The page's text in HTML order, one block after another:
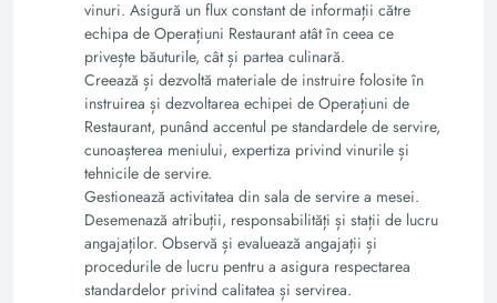
vinuri. Asigură un flux constant de informații către
echipa de Operațiuni Restaurant atât în ceea ce
privește băuturile, cât și partea culinară.
Creează și dezvoltă materiale de instruire folosite în
instruirea și dezvoltarea echipei de Operațiuni de
Restaurant, punând accentul pe standardele de servire,
cunoașterea meniului, expertiza privind vinurile și
tehnicile de servire.
Gestionează activitatea din sala de servire a mesei.
Desemenază atribuții, responsabilități și stații de lucru
angajaților. Observă și evaluează angajații și
procedurile de lucru pentru a asigura respectarea
standardelor privind calitatea și servirea.